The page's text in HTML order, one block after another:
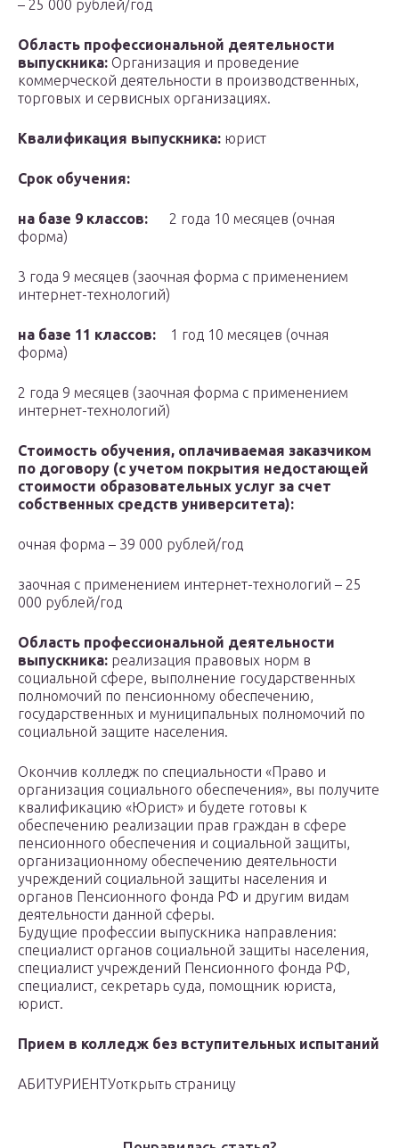
– 25 000 рублей/год
Область профессиональной деятельности
выпускника: Организация и проведение
коммерческой деятельности в производственных,
торговых и сервисных организациях.
Квалификация выпускника: юрист
Срок обучения:
на базе 9 классов: 2 года 10 месяцев (очная
форма)
3 года 9 месяцев (заочная форма с применением
интернет-технологий)
на базе 11 классов:
1 год 10 месяцев (очная
форма)
2 года 9 месяцев (заочная форма с применением
интернет-технологий)
Стоимость обучения, оплачиваемая заказчиком
по договору (с учетом покрытия недостающей
стоимости образовательных услуг за счет
собственных средств университета):
очная форма – 39 000 рублей/год
заочная с применением интернет-технологий – 25
000 рублей/год
Область профессиональной деятельности
выпускника: реализация правовых норм в
социальной сфере, выполнение государственных
полномочий по пенсионному обеспечению,
государственных и муниципальных полномочий по
социальной защите населения.
Окончив колледж по специальности «Право и
организация социального обеспечения», вы получите
квалификацию «Юрист» и будете готовы к
обеспечению реализации прав граждан в сфере
пенсионного обеспечения и социальной защиты,
организационному обеспечению деятельности
учреждений социальной защиты населения и
органов Пенсионного фонда РФ и другим видам
деятельности данной сферы.
Будущие профессии выпускника направления:
специалист органов социальной защиты населения,
специалист учреждений Пенсионного фонда РФ,
специалист, секретарь суда, помощник юриста,
юрист.
Прием в колледж без вступительных испытаний
АБИТУРИЕНТУоткрыть страницу